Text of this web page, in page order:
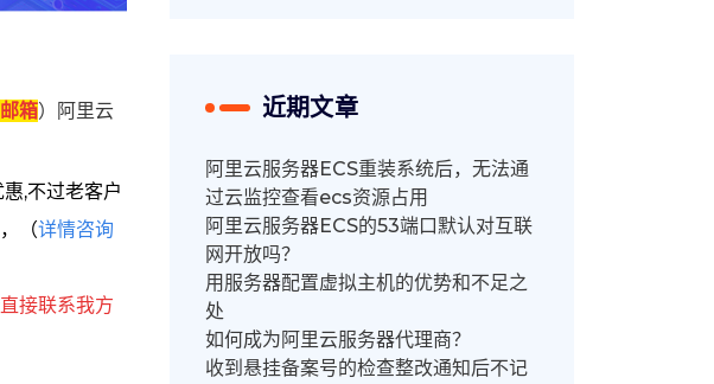
箱）阿里云
,不过老客户
（详情咨询
直接联系我方
近期文章
阿里云服务器ECS重装系统后，无法通
过云监控查看ecs资源占用
阿里云服务器ECS的53端口默认对互联
网开放吗？
用服务器配置虚拟主机的优势和不足之
处
如何成为阿里云服务器代理商？
收到悬挂备案号的检查整改通知后不记